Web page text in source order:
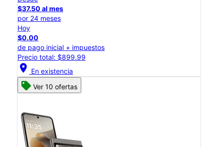
$37.50 al mes
por 24 meses
Hoy
$0.00
de pago inicial + impuestos
Precio total: $899.99
location_on En existencia
Ver 10 ofertas